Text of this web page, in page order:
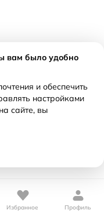
Избранное Профиль
вам было удобно
и обеспечить
настройками
сайте, вы